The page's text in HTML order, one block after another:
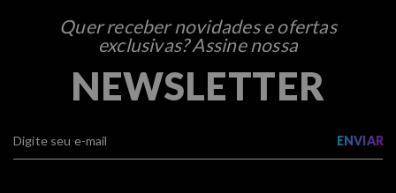
Quer receber novidades e ofertas
exclusivas? Assine nossa
NEWSLETTER
ENVIAR